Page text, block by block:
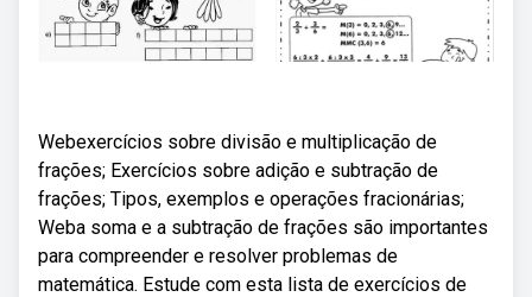
Webexercícios sobre divisão e multiplicação de
frações; Exercícios sobre adição e subtração de
frações; Tipos, exemplos e operações fracionárias;
Weba soma e a subtração de frações são importantes
para compreender e resolver problemas de
matemática. Estude com esta lista de exercícios de